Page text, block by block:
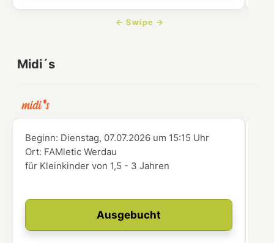
Midi´s
Ausgebucht
Beginn: Dienstag, 07.07.2026 um 15:15 Uhr
Ort: FAMletic Werdau
für Kleinkinder von 1,5 - 3 Jahren